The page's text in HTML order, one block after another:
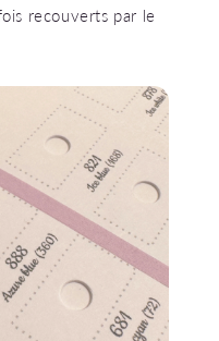
recouverts par le